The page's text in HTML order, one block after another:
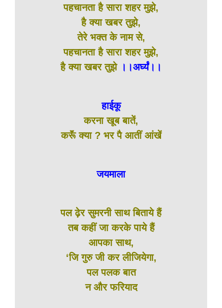
पहचानता है सारा शहर मुझे,
है क्या खबर तुझे,
तेरे भक्त के नाम से,
पहचानता है सारा शहर मुझे,
है क्या खबर तुझे ।।अर्घ्यं।।
हाईकू
करना खूब बातें,
करूॅं क्या ? भर पै आतीं आंखें
जयमाला
पल ढ़ेर सुमरनी साथ बिताये हैं
तब कहीं जा करके पाये हैं
आपका साथ,
‘जि गुरु जी कर लीजियेगा,
पल पलक बात
न और फरियाद